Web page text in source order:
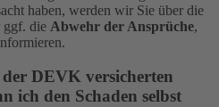
haben, werden wir Sie über die
ggf. die Abwehr der Ansprüche,
DEVK versicherten
ich den Schaden selbst